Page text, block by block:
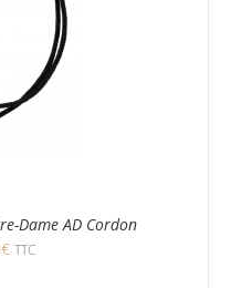
Dame AD Cordon
€ TTC